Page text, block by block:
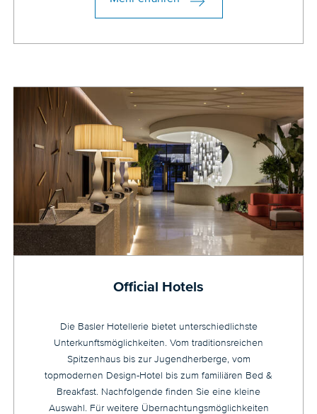
Official Hotels
Die Basler Hotellerie bietet unterschiedlichste
Unterkunftsmöglichkeiten. Vom traditionsreichen
Spitzenhaus bis zur Jugendherberge, vom
topmodernen Design-Hotel bis zum familiären Bed &
Breakfast. Nachfolgende finden Sie eine kleine
Auswahl. Für weitere Übernachtungsmöglichkeiten